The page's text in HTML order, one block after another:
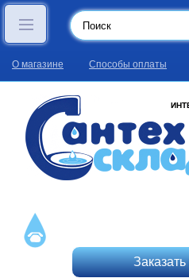
О магазине Способы оплаты